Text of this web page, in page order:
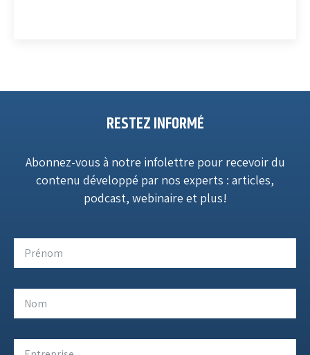
RESTEZ INFORMÉ
Abonnez-vous à notre infolettre pour recevoir du
contenu développé par nos experts : articles,
podcast, webinaire et plus!